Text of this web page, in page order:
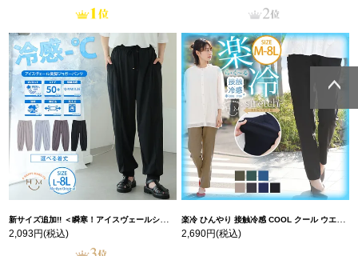
新サイズ追加!! ＜瞬寒！アイスヴェールシリーズ＞ 美脚 ジョガーパンツ 【ウェストゴム】 【ストレッチ】 | 大きいサイズの通販ならハッピーマリリン
2,093円(税込)
楽冷 ひんやり 接触冷感 COOL クール ウエストゴム 楽ちん ストレッチ 美脚 レギパン 【ストレッチ】 | 大きいサイズの通販ならハッピーマリリン
2,690円(税込)
ページトッ
プへ
ページトッ
プへ